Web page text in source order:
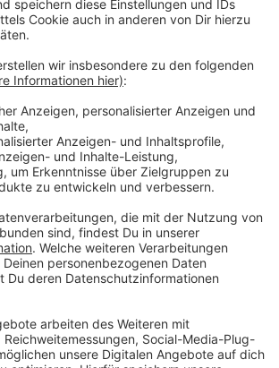
bleiben!
mehr - mit unserem kostenlosen
Newsletter. Ob Nachrichten,
unsere neuesten Aktionen - wir
informieren dich.
Newsletter anmelden
uns etwas sagen?
Studio Hotline